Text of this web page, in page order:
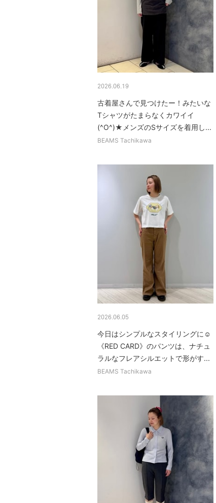
2026.06.19
古着屋さんで見つけたー！みたいな
Tシャツがたまらなくカワイイ
(^O^)★メンズのSサイズを着用し...
BEAMS Tachikawa
2026.06.05
今日はシンプルなスタイリングに☺︎
《RED CARD》のパンツは、ナチュ
ラルなフレアシルエットで形がす...
BEAMS Tachikawa